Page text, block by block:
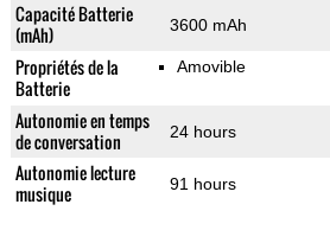
Capacité Batterie
(mAh)
3600 mAh
Propriétés de la
Batterie
Amovible
Autonomie en temps
de conversation
24 hours
Autonomie lecture
musique
91 hours